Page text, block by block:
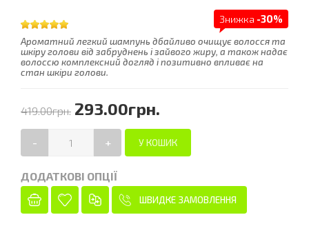
Знижка -30%
Ароматний легкий шампунь дбайливо очищує волосся та
шкіру голови від забруднень і зайвого жиру, а також надає
волоссю комплексний догляд і позитивно впливає на
стан шкіри голови.
419.00грн. 293.00грн.
- +
ДОДАТКОВІ ОПЦІЇ
ШВИДКЕ ЗАМОВЛЕННЯ